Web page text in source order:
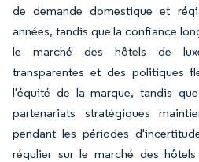
de demande domestique et
années, tandis que la confiance
le marché des hôtels de
transparentes et des politiques
l'équité de la marque, tandis
partenariats stratégiques
pendant les périodes
régulier sur le marché des